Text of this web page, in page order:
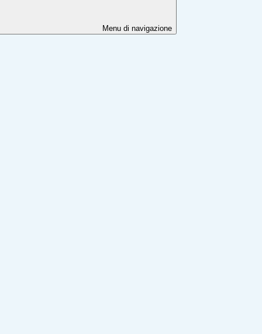
Menu di navigazione